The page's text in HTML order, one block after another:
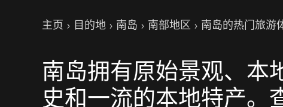
你的位置
主页 目的地 南岛 南部地区 南岛的热门旅游
南岛拥有原始景观、本
史和一流的本地特产。